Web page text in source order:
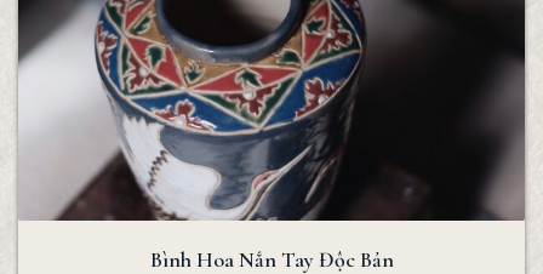
Bình Hoa Nắn Tay Độc Bản